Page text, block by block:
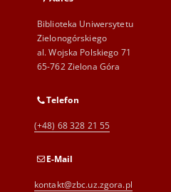
Biblioteka Uniwersytetu
Zielonogórskiego
al. Wojska Polskiego 71
65-762 Zielona Góra
Telefon
(+48) 68 328 21 55
E-Mail
kontakt@zbc.uz.zgora.pl